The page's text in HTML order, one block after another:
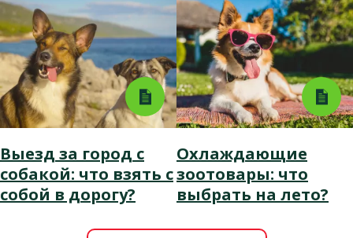
Выезд за город с
собакой: что взять с
собой в дорогу?
Охлаждающие
зоотовары: что
выбрать на лето?